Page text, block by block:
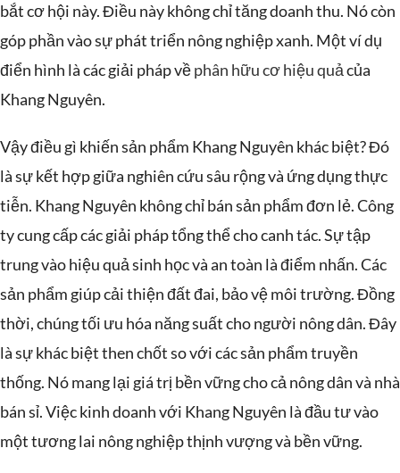
bắt cơ hội này. Điều này không chỉ tăng doanh thu. Nó còn
góp phần vào sự phát triển nông nghiệp xanh. Một ví dụ
điển hình là các giải pháp vềphân hữu cơ hiệu quảcủa
Khang Nguyên.
Vậy điều gì khiến sản phẩm Khang Nguyên khác biệt? Đó
là sự kết hợp giữa nghiên cứu sâu rộng và ứng dụng thực
tiễn. Khang Nguyên không chỉ bán sản phẩm đơn lẻ. Công
ty cung cấp các giải pháp tổng thể cho canh tác. Sự tập
trung vào hiệu quả sinh học và an toàn là điểm nhấn. Các
sản phẩm giúp cải thiện đất đai, bảo vệ môi trường. Đồng
thời, chúng tối ưu hóa năng suất cho người nông dân. Đây
là sự khác biệt then chốt so với các sản phẩm truyền
thống. Nó mang lại giá trị bền vững cho cả nông dân và nhà
bán sỉ. Việc kinh doanh với Khang Nguyên là đầu tư vào
một tương lai nông nghiệp thịnh vượng và bền vững.